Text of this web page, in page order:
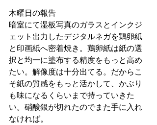
木曜日の報告
暗室にて湿板写真のガラスとインクジ
ェット出力したデジタルネガを鶏卵紙
と印画紙へ密着焼き。鶏卵紙は紙の選
択と均一に塗布する精度をもっと高め
たい。解像度は十分出てる。だからこ
そ紙の質感をもっと活かして、かぶり
も味になるくらいまで持っていきた
い。硝酸銀が切れたのでまた手に入れ
なければ。